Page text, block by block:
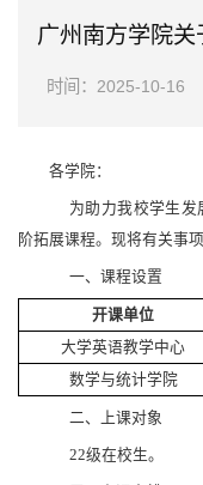
广州南方学院
时间：2025-10-16
各学院：
为助力我校学生
阶拓展课程。现将有关事
一、课程设置
开课单位
大学英语教学中心
数学与统计学院
二、上课对象
22级在校生。